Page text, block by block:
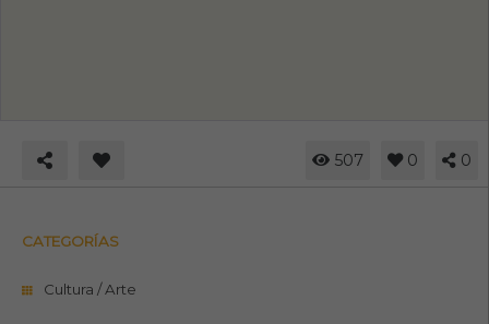
507 0 0
CATEGORÍAS
Cultura / Arte